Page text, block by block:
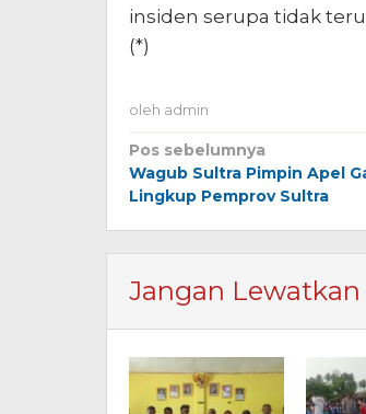
insiden serupa tidak
(*)
oleh admin
Navigasi
pos
Pos sebelumnya
Wagub Sultra Pimpin Apel
Lingkup Pemprov Sultra
Jangan Lewatkan